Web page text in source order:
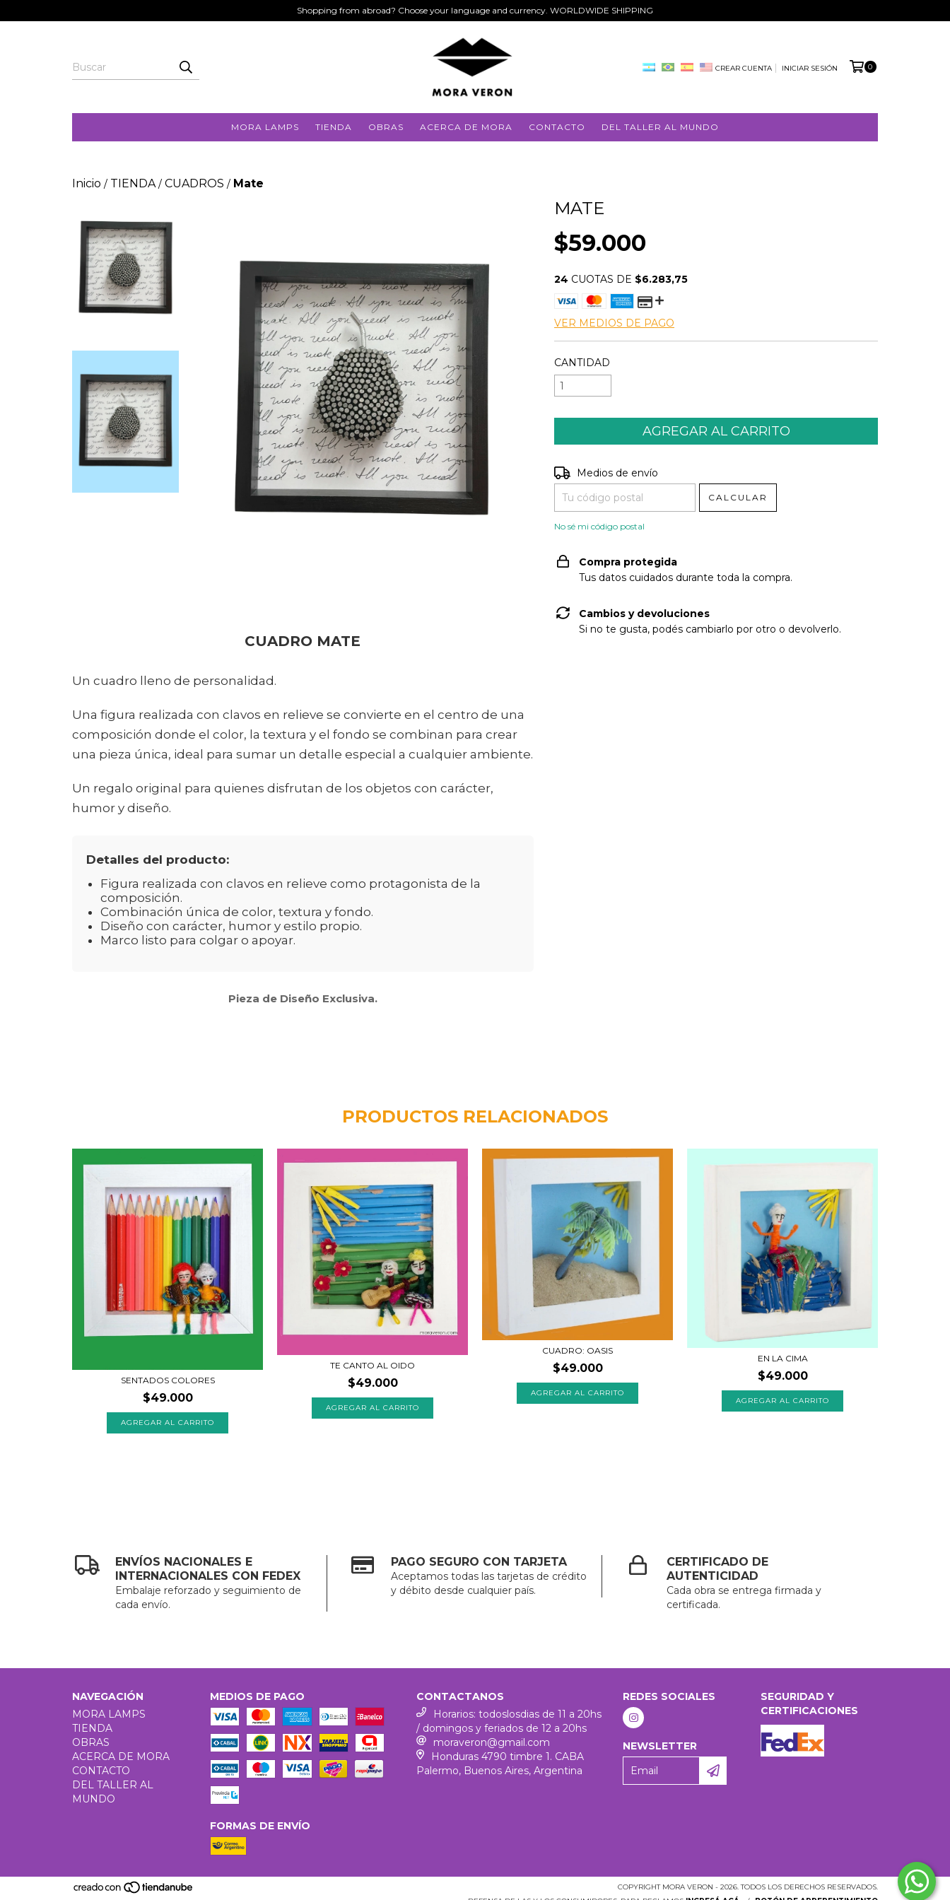
Shopping from abroad? Choose your language and currency. WORLDWIDE SHIPPING
CREAR CUENTA INICIAR SESIÓN 0
MORA LAMPS TIENDA OBRAS ACERCA DE MORA CONTACTO DEL TALLER AL MUNDO
Inicio / TIENDA / CUADROS / Mate
CUADRO MATE
Un cuadro lleno de personalidad.
Una figura realizada con clavos en relieve se convierte en el centro de una
composición donde el color, la textura y el fondo se combinan para crear
una pieza única, ideal para sumar un detalle especial a cualquier ambiente.
Un regalo original para quienes disfrutan de los objetos con carácter,
humor y diseño.
Detalles del producto:
Figura realizada con clavos en relieve como protagonista de la
composición.
Combinación única de color, textura y fondo.
Diseño con carácter, humor y estilo propio.
Marco listo para colgar o apoyar.
Pieza de Diseño Exclusiva.
MATE
$59.000
24 CUOTAS DE $6.283,75
VER MEDIOS DE PAGO
CANTIDAD
Entregas para el CP:
Medios de envío
CALCULAR
No sé mi código postal
Compra protegida
Tus datos cuidados durante toda la compra.
Cambios y devoluciones
Si no te gusta, podés cambiarlo por otro o devolverlo.
PRODUCTOS RELACIONADOS
SENTADOS COLORES
$49.000
AGREGAR AL CARRITO
TE CANTO AL OIDO
$49.000
CUADRO: OASIS
$49.000
EN LA CIMA
$49.000
ENVÍOS NACIONALES E
INTERNACIONALES CON FEDEX
Embalaje reforzado y seguimiento de
cada envío.
PAGO SEGURO CON TARJETA
Aceptamos todas las tarjetas de crédito
y débito desde cualquier país.
CERTIFICADO DE
AUTENTICIDAD
Cada obra se entrega firmada y
certificada.
NAVEGACIÓN
MORA LAMPS
TIENDA
OBRAS
ACERCA DE MORA
CONTACTO
DEL TALLER AL
MUNDO
MEDIOS DE PAGO
FORMAS DE ENVÍO
CONTACTANOS
Horarios: todoslosdias de 11 a 20hs
/ domingos y feriados de 12 a 20hs
moraveron@gmail.com
Honduras 4790 timbre 1. CABA
Palermo, Buenos Aires, Argentina
REDES SOCIALES
NEWSLETTER
SEGURIDAD Y
CERTIFICACIONES
COPYRIGHT MORA VERON - 2026. TODOS LOS DERECHOS RESERVADOS.